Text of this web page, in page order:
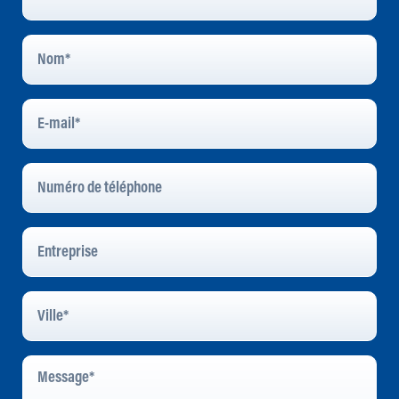
Nom
E-
Mail*
Numéro
Téléphone
Entreprise
Ville
Message